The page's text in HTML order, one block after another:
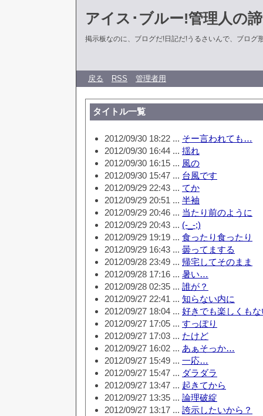
アイス･ブルー!管理人の
掲示板なのに、ブログだ!日記だ!うるさいんで、ブログ
戻る RSS 管理者用
タイトル一覧
2012/09/30 18:22 ... そー言われても…
2012/09/30 16:44 ... 揺れ
2012/09/30 16:15 ... 風の
2012/09/30 15:47 ... 台風です
2012/09/29 22:43 ... てか
2012/09/29 20:51 ... 半袖
2012/09/29 20:46 ... 当たり前のように
2012/09/29 20:43 ... (-_-;)
2012/09/29 19:19 ... 食ったり食ったり
2012/09/29 16:43 ... 曇ってまする
2012/09/28 23:49 ... 帰宅してそのまま
2012/09/28 17:16 ... 暑い…
2012/09/28 02:35 ... 誰が？
2012/09/27 22:41 ... 知らない内に
2012/09/27 18:04 ... 好きでも楽しくも
2012/09/27 17:05 ... すっぽり
2012/09/27 17:03 ... たけど
2012/09/27 16:02 ... あぁそっか…
2012/09/27 15:49 ... 一応…
2012/09/27 15:47 ... ダラダラ
2012/09/27 13:47 ... 起きてから
2012/09/27 13:35 ... 論理破綻
2012/09/27 13:17 ... 誇示したいから？